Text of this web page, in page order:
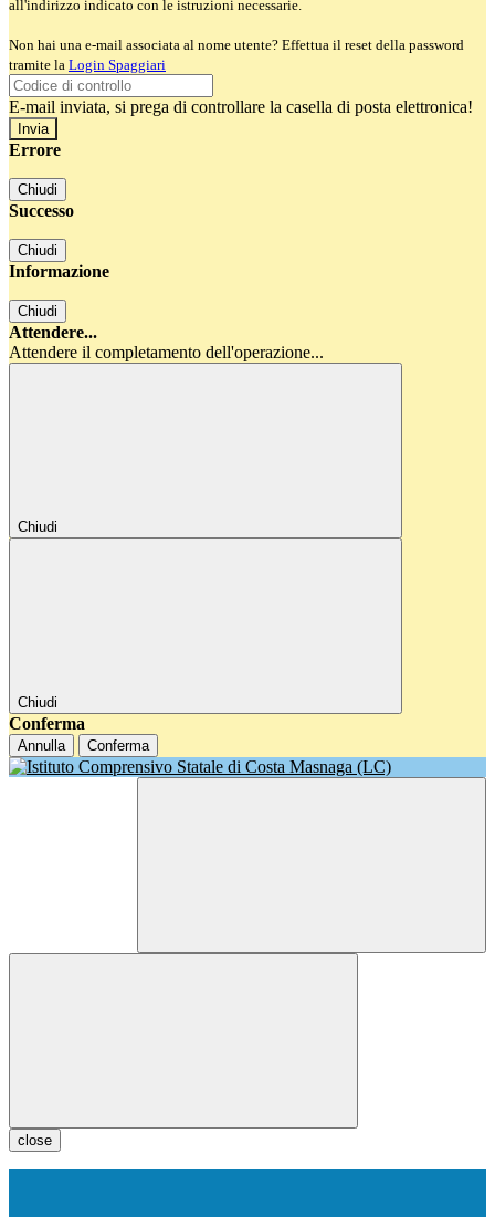
all'indirizzo indicato con le istruzioni necessarie.
Non hai una e-mail associata al nome utente? Effettua il reset della password
tramite la Login Spaggiari
E-mail inviata, si prega di controllare la casella di posta elettronica!
Errore
Chiudi
Successo
Chiudi
Informazione
Chiudi
Attendere...
Attendere il completamento dell'operazione...
Chiudi
Chiudi
Conferma
Annulla Conferma
close